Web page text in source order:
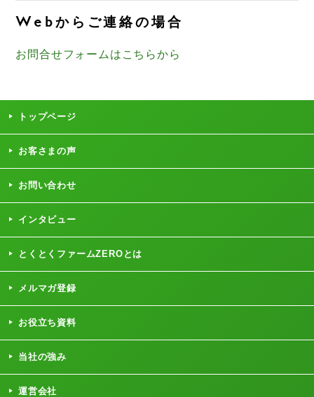
Webからご連絡の場合
お問合せフォームはこちらから
トップページ
お客さまの声
お問い合わせ
インタビュー
とくとくファームZEROとは
メルマガ登録
お役立ち資料
当社の強み
運営会社